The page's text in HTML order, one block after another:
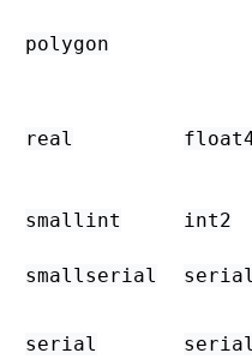
polygon
real
smallint int2
smallserial
serial